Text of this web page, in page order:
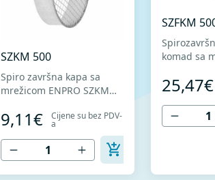
SZKM 500
Spiro završna kapa sa
mrežicom ENPRO SZKM
visokokvalitetnog
pocinkovanog lima DX51D
+ Z275 za hladno
oblikovanje. U skladu sa
standardima MEST EN
9,11€ Cijene su bez PDV-
a
SZFKM
komad sa
od
+ Z275 za
25,47€